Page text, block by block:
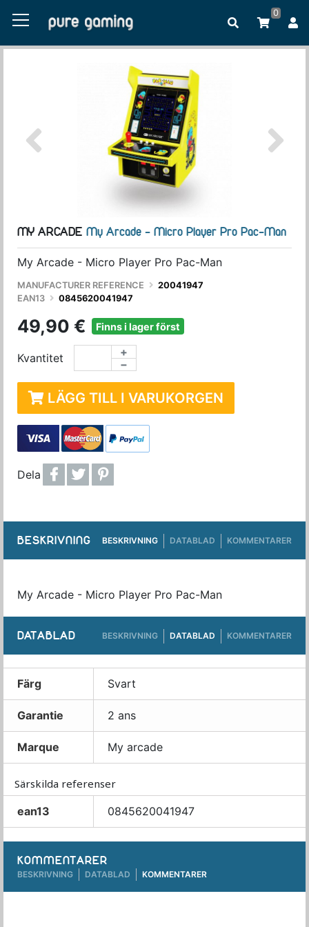
0
MY ARCADE My Arcade - Micro Player Pro Pac-Man
My Arcade - Micro Player Pro Pac-Man
MANUFACTURER REFERENCE
20041947
EAN13
0845620041947
49,90 € Finns i lager först
Kvantitet −
+
LÄGG TILL I VARUKORGEN
Dela
BESKRIVNING BESKRIVNING DATABLAD KOMMENTARER
My Arcade - Micro Player Pro Pac-Man
DATABLAD BESKRIVNING DATABLAD KOMMENTARER
Färg Svart
Garantie 2 ans
Marque My arcade
Särskilda referenser
ean13
0845620041947
KOMMENTARER
BESKRIVNING DATABLAD KOMMENTARER